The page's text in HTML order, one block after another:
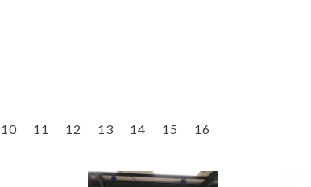
10 11 12 13 14 15 16